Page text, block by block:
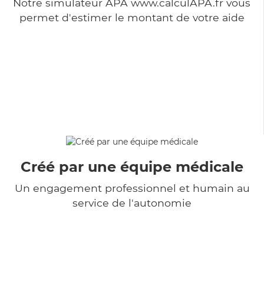
permet d'estimer le montant de votre aide
Créé par une équipe médicale
Un engagement professionnel et humain au
service de l'autonomie